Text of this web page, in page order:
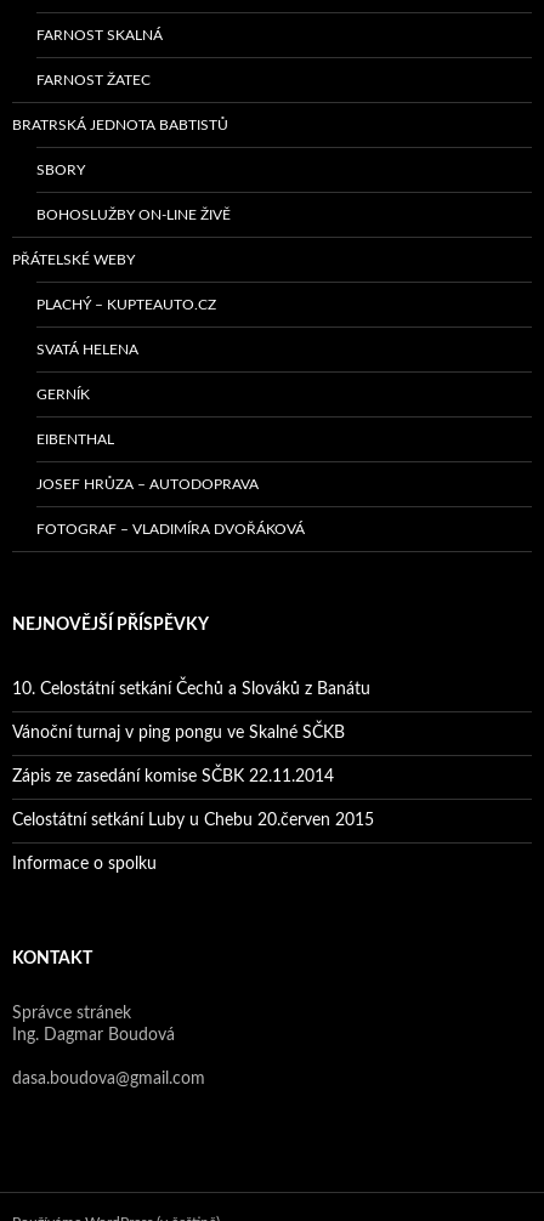
FARNOST SKALNÁ
FARNOST ŽATEC
BRATRSKÁ JEDNOTA BABTISTŮ
SBORY
BOHOSLUŽBY ON-LINE ŽIVĚ
PŘÁTELSKÉ WEBY
PLACHÝ – KUPTEAUTO.CZ
SVATÁ HELENA
GERNÍK
EIBENTHAL
JOSEF HRŮZA – AUTODOPRAVA
FOTOGRAF – VLADIMÍRA DVOŘÁKOVÁ
NEJNOVĚJŠÍ PŘÍSPĚVKY
10. Celostátní setkání Čechů a Slováků z Banátu
Vánoční turnaj v ping pongu ve Skalné SČKB
Zápis ze zasedání komise SČBK 22.11.2014
Celostátní setkání Luby u Chebu 20.červen 2015
Informace o spolku
KONTAKT
Správce stránek
Ing. Dagmar Boudová
dasa.boudova@gmail.com